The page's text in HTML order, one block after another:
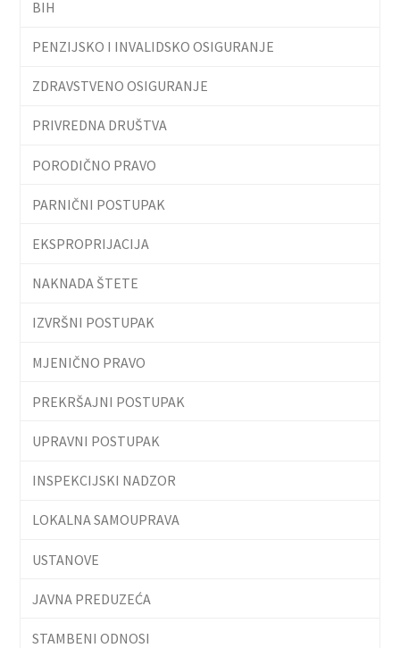
BIH
PENZIJSKO I INVALIDSKO OSIGURANJE
ZDRAVSTVENO OSIGURANJE
PRIVREDNA DRUŠTVA
PORODIČNO PRAVO
PARNIČNI POSTUPAK
EKSPROPRIJACIJA
NAKNADA ŠTETE
IZVRŠNI POSTUPAK
MJENIČNO PRAVO
PREKRŠAJNI POSTUPAK
UPRAVNI POSTUPAK
INSPEKCIJSKI NADZOR
LOKALNA SAMOUPRAVA
USTANOVE
JAVNA PREDUZEĆA
STAMBENI ODNOSI